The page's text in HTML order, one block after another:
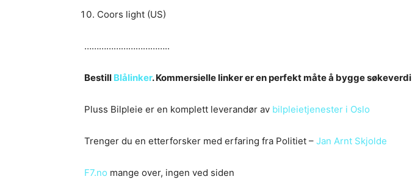
Coors light (US)
……………………………..
Bestill Blålinker. Kommersielle linker er en perfekt måte å bygge søkeverdi
Pluss Bilpleie er en komplett leverandør av bilpleietjenester i Oslo
Trenger du en etterforsker med erfaring fra Politiet – Jan Arnt Skjolde
F7.no mange over, ingen ved siden